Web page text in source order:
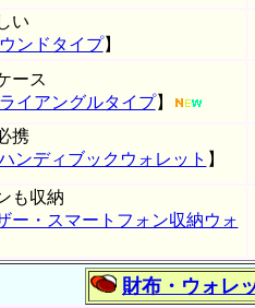
い
ンドタイプ】
ース
イアングルタイプ】
携
ンディブックウォレット 】
も収納
ー・スマートフォン収納ウォ
財布・ウォレ